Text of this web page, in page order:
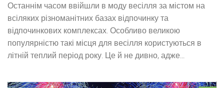
Останнім часом ввійшли в моду весілля за містом на
всіляких різноманітних базах відпочинку та
відпочинкових комплексах. Особливо великою
популярністю такі місця для весілля користуються в
літній теплий період року. Це й не дивно, адже...